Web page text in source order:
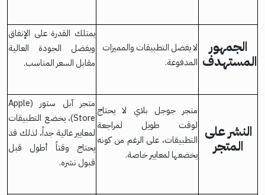
الجمهور
المستهدف
لا يفضل التطبيقات والمميزات
المدفوعة.
يمتلك القدرة على الإنفاق
ويفضل الجودة العالية
مقابل السعر المناسب.
النشر على
المتجر
متجر جوجل بلاي لا يحتاج
لوقت طويل لمراجعة
التطبيقات، على الرغم من كونه
يخضعها لمعايير خاصة.
متجر آبل ستور (Apple
Store)، يخضع التطبيقات
لمعايير عالية جداً، لذلك قد
يحتاج وقتاً أطول قبل
قبول نشره.